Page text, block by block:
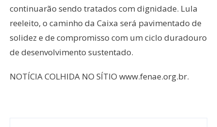
continuarão sendo tratados com dignidade. Lula
reeleito, o caminho da Caixa será pavimentado de
solidez e de compromisso com um ciclo duradouro
de desenvolvimento sustentado.
NOTÍCIA COLHIDA NO SÍTIO www.fenae.org.br.